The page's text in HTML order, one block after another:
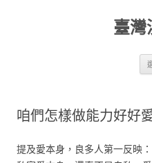
臺灣
咱們怎樣做能力好好
提及愛本身，良多人第一反映